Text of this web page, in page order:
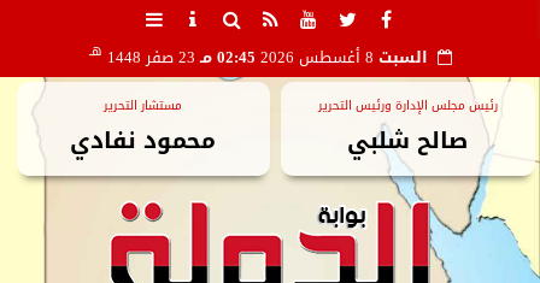
السبت 02:45 مـ 23 صفر 1448 هـ
رئيس مجلس الإدارة ورئيس التحرير
صالح شلبي
مستشار التحرير
محمود نفادي